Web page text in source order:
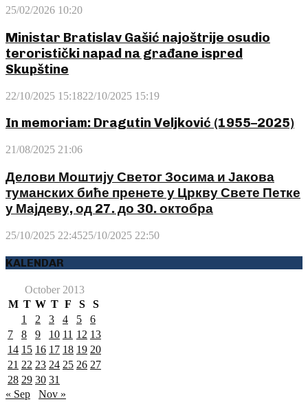
25/02/2026 10:20
Ministar Bratislav Gašić najoštrije osudio
teroristički napad na građane ispred
Skupštine
22/10/2025 15:1822/10/2025 15:19
In memoriam: Dragutin Veljković (1955–2025)
21/08/2025 21:06
Делови Моштију Светог Зосима и Јакова
туманских биће пренете у Цркву Свете Петке
у Мајдеву, од 27. до 30. октобра
25/10/2025 22:4525/10/2025 22:50
KALENDAR
October 2013
M T W T F S
S
1
2 3 4 5
6
7
8 9 10 11 12 13
14 15 16 17 18 19 20
21 22 23 24 25 26 27
28 29 30 31
« Sep
Nov »